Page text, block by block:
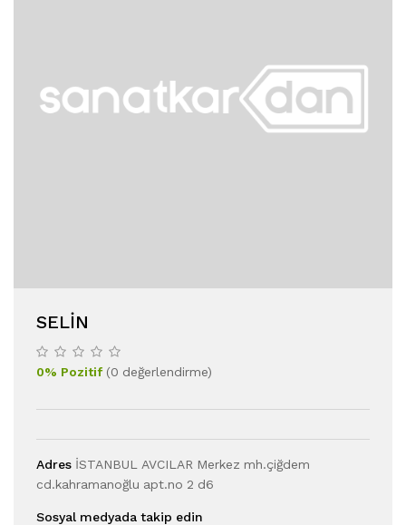
SELIN
0% Pozitif(0 değerlendirme)
Adres İSTANBUL AVCILAR Merkez mh.çiğdem
cd.kahramanoğlu apt.no 2 d6
Sosyal medyada takip edin